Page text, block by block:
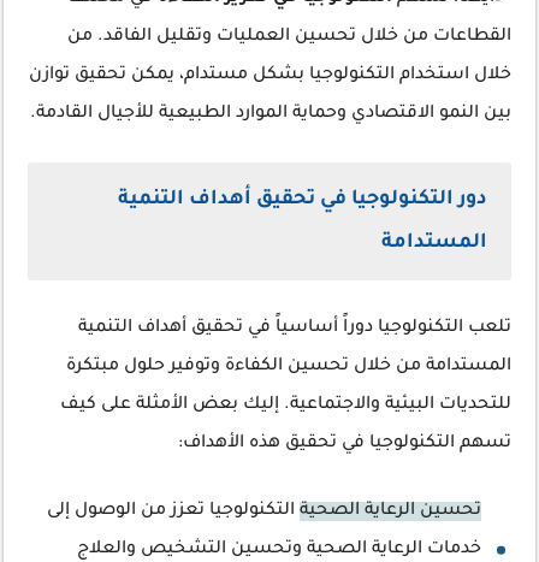
القطاعات من خلال تحسين العمليات وتقليل الفاقد. من
خلال استخدام التكنولوجيا بشكل مستدام، يمكن تحقيق توازن
بين النمو الاقتصادي وحماية الموارد الطبيعية للأجيال القادمة.
دور التكنولوجيا في تحقيق أهداف التنمية
المستدامة
تلعب التكنولوجيا دوراً أساسياً في تحقيق أهداف التنمية
المستدامة من خلال تحسين الكفاءة وتوفير حلول مبتكرة
للتحديات البيئية والاجتماعية. إليك بعض الأمثلة على كيف
تسهم التكنولوجيا في تحقيق هذه الأهداف:
تحسين الرعاية الصحية التكنولوجيا تعزز من الوصول إلى
خدمات الرعاية الصحية وتحسين التشخيص والعلاج